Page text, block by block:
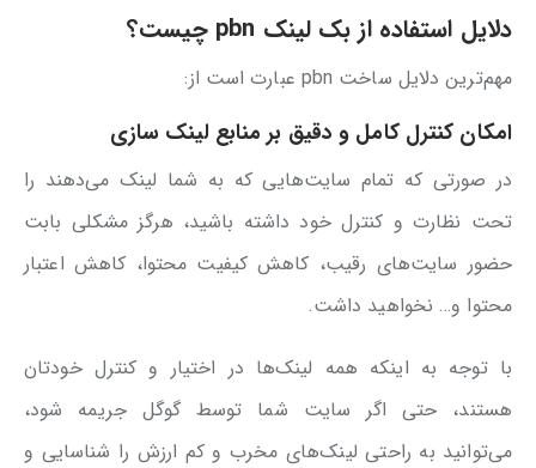
دلایل استفاده از بک لینک pbn چیست؟
مهم‌ترین دلایل ساخت pbn عبارت است از:
امکان کنترل کامل و دقیق بر منابع لینک سازی
در صورتی که تمام سایت‌هایی که به شما لینک می‌دهند را
تحت نظارت و کنترل خود داشته باشید، هرگز مشکلی بابت
حضور سایت‌های رقیب، کاهش کیفیت محتوا، کاهش اعتبار
محتوا و… نخواهید داشت.
با توجه به اینکه همه لینک‌ها در اختیار و کنترل خودتان
هستند، حتی اگر سایت شما توسط گوگل جریمه شود،
می‌توانید به راحتی لینک‌های مخرب و کم ارزش را شناسایی و